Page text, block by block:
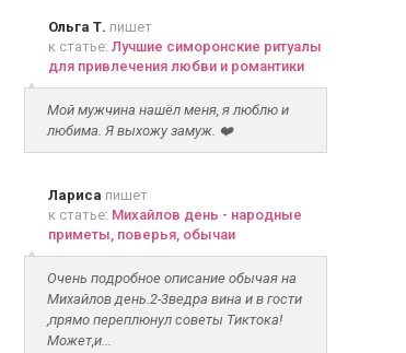
Ольга Т. пишет
к статье: Лучшие симоронские ритуалы
для привлечения любви и романтики
Мой мужчина нашёл меня, я люблю и
любима. Я выхожу замуж. ❤️
Лариса пишет
к статье: Михайлов день - народные
приметы, поверья, обычаи
Очень подробное описание обычая на
Михайлов день.2-3ведра вина и в гости
,прямо переплюнул советы Тиктока!
Может,и...